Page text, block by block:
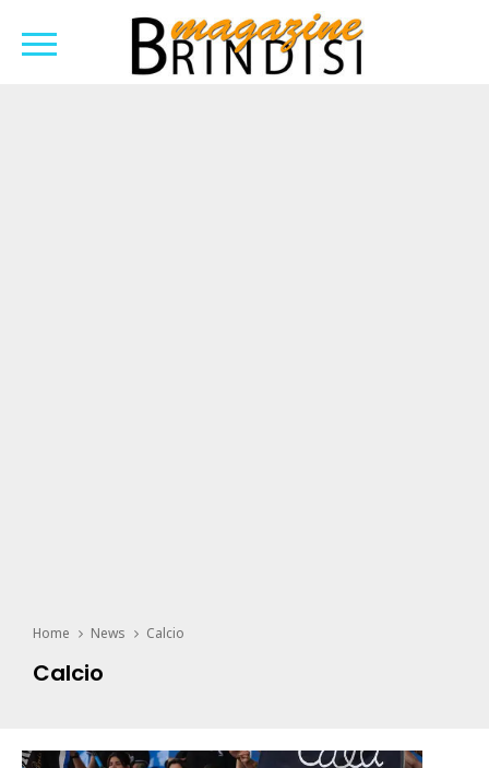
Home News Calcio
Calcio